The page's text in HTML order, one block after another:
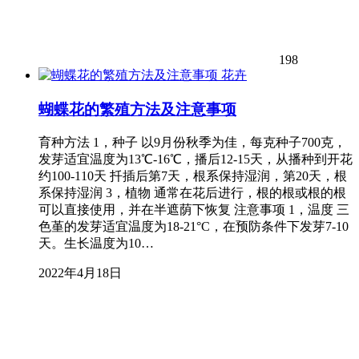
198
花卉
蝴蝶花的繁殖方法及注意事项
育种方法 1，种子 以9月份秋季为佳，每克种子700克，
发芽适宜温度为13℃-16℃，播后12-15天，从播种到开花
约100-110天 扦插后第7天，根系保持湿润，第20天，根
系保持湿润 3，植物 通常在花后进行，根的根或根的根
可以直接使用，并在半遮荫下恢复 注意事项 1，温度 三
色堇的发芽适宜温度为18-21°C，在预防条件下发芽7-10
天。生长温度为10…
2022年4月18日